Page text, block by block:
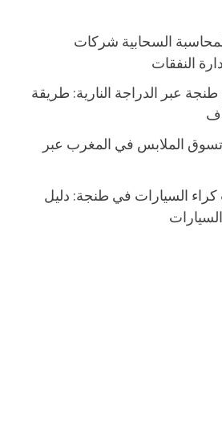
السحابية شركات
النفقات
عبر الدراجة النارية: طريقة
الملابس في المغرب عبر
السيارات في طنجة: دليل